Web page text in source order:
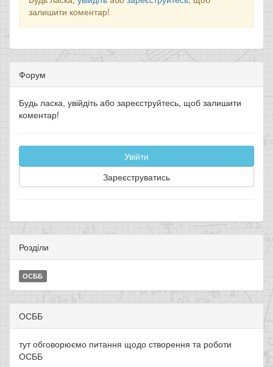
залишити коментар!
Форум
Будь ласка, увійдіть або зареєструйтесь, щоб залишити
коментар!
Увійти
Зареєструватись
Розділи
ОСББ
ОСББ
тут обговорюємо питання щодо створення та роботи
ОСББ